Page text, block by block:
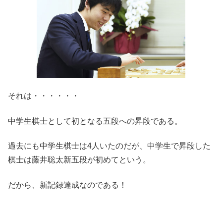
それは・・・・・・
中学生棋士として初となる五段への昇段である。
過去にも中学生棋士は4人いたのだが、中学生で昇段した
棋士は藤井聡太新五段が初めてという。
だから、新記録達成なのである！